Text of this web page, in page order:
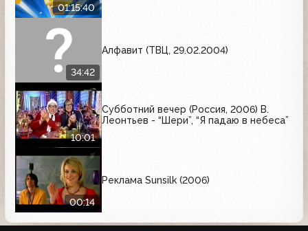
01:15:40
34:42
Алфавит (ТВЦ, 29.02.2004)
10:01
Субботний вечер (Россия, 2006) В.
Леонтьев - “Шери”, “Я падаю в небеса”
00:14
Реклама Sunsilk (2006)